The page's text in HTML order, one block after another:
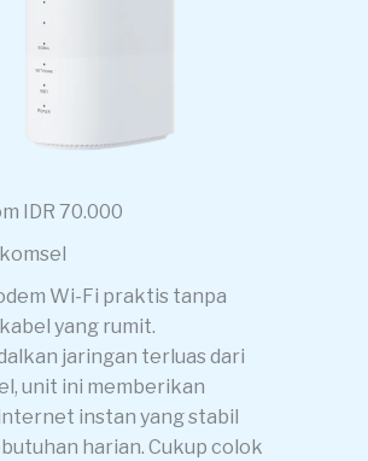
IDR 70.000
Wi-Fi praktis tanpa
yang rumit.
jaringan terluas dari
unit ini memberikan
instan yang stabil
harian. Cukup colok